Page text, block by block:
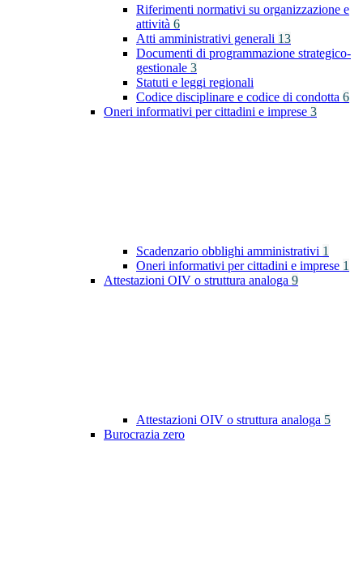
Riferimenti normativi su organizzazione e
attività 6
Atti amministrativi generali 13
Documenti di programmazione strategico-
gestionale 3
Statuti e leggi regionali
Codice disciplinare e codice di condotta 6
Oneri informativi per cittadini e imprese 3
Scadenzario obblighi amministrativi 1
Oneri informativi per cittadini e imprese 1
Attestazioni OIV o struttura analoga 9
Attestazioni OIV o struttura analoga 5
Burocrazia zero